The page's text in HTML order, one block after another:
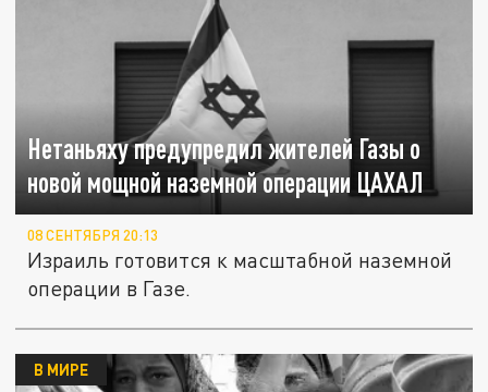
Нетаньяху предупредил жителей Газы о
новой мощной наземной операции ЦАХАЛ
08 СЕНТЯБРЯ 20:13
Израиль готовится к масштабной наземной
операции в Газе.
В МИРЕ